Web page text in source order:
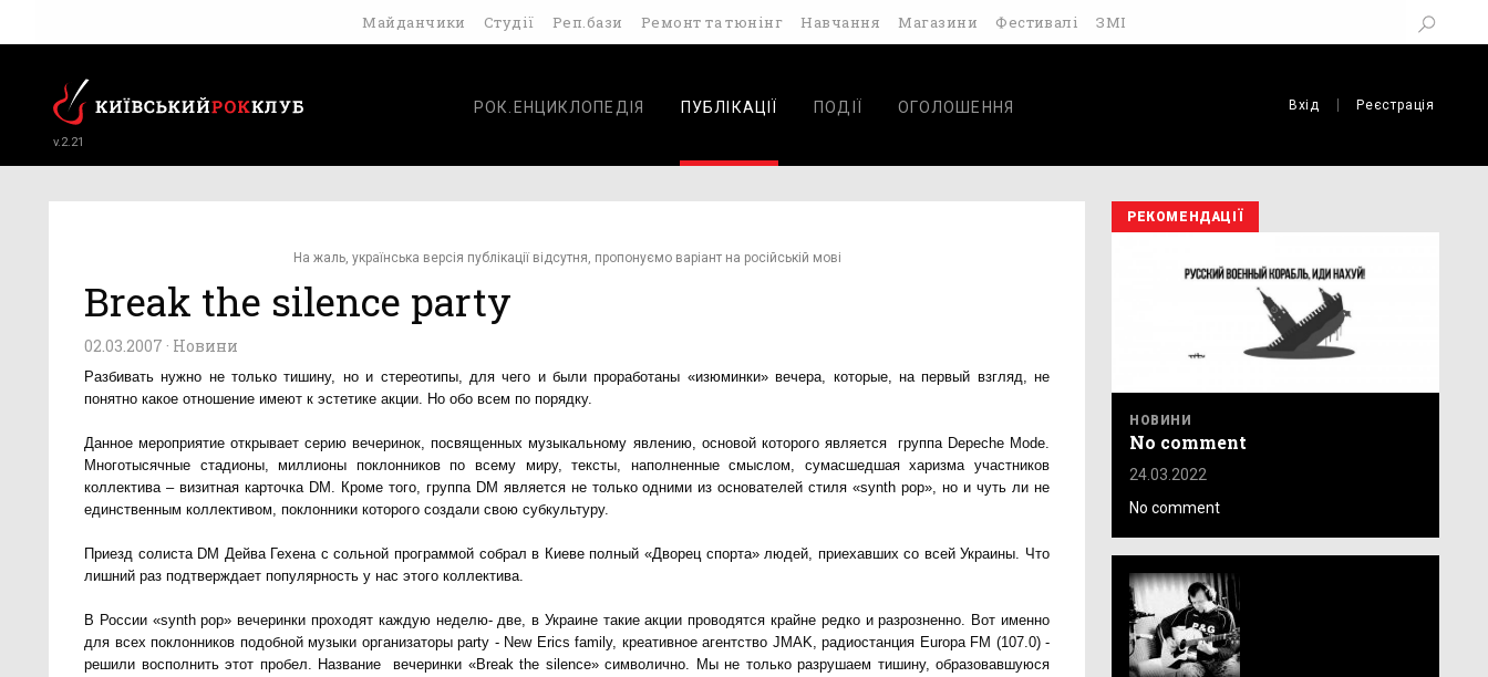
Майданчики Студії Реп.бази Ремонт та тюнінг Навчання Магазини Фестивалі ЗМІ
v.2.21
РОК.ЕНЦИКЛОПЕДІЯ ПУБЛІКАЦІЇ ПОДІЇ ОГОЛОШЕННЯ Вхід Реєстрація
На жаль, українська версія публікації відсутня, пропонуємо варіант на російській мові
Break the silence party
02.03.2007 · Новини
Разбивать нужно не только тишину, но и стереотипы, для чего и были проработаны «изюминки» вечера, которые, на первый взгляд, не
понятно какое отношение имеют к эстетике акции. Но обо всем по порядку.
Данное мероприятие открывает серию вечеринок, посвященных музыкальному явлению, основой которого является группа Depeche Mode.
Многотысячные стадионы, миллионы поклонников по всему миру, тексты, наполненные смыслом, сумасшедшая харизма участников
коллектива – визитная карточка DM. Кроме того, группа DM является не только одними из основателей стиля «synth pop», но и чуть ли не
единственным коллективом, поклонники которого создали свою субкультуру.
Приезд солиста DM Дейва Гехена с сольной программой собрал в Киеве полный «Дворец спорта» людей, приехавших со всей Украины. Что
лишний раз подтверждает популярность у нас этого коллектива.
В России «synth pop» вечеринки проходят каждую неделю- две, в Украине такие акции проводятся крайне редко и разрозненно. Вот именно
для всех поклонников подобной музыки организаторы party - New Erics family, креативное агентство JMAK, радиостанция Europa FM (107.0) -
решили восполнить этот пробел. Название вечеринки «Break the silence» символично. Мы не только разрушаем тишину, образовавшуюся
РЕКОМЕНДАЦІЇ
НОВИНИ
No comment
24.03.2022
No comment